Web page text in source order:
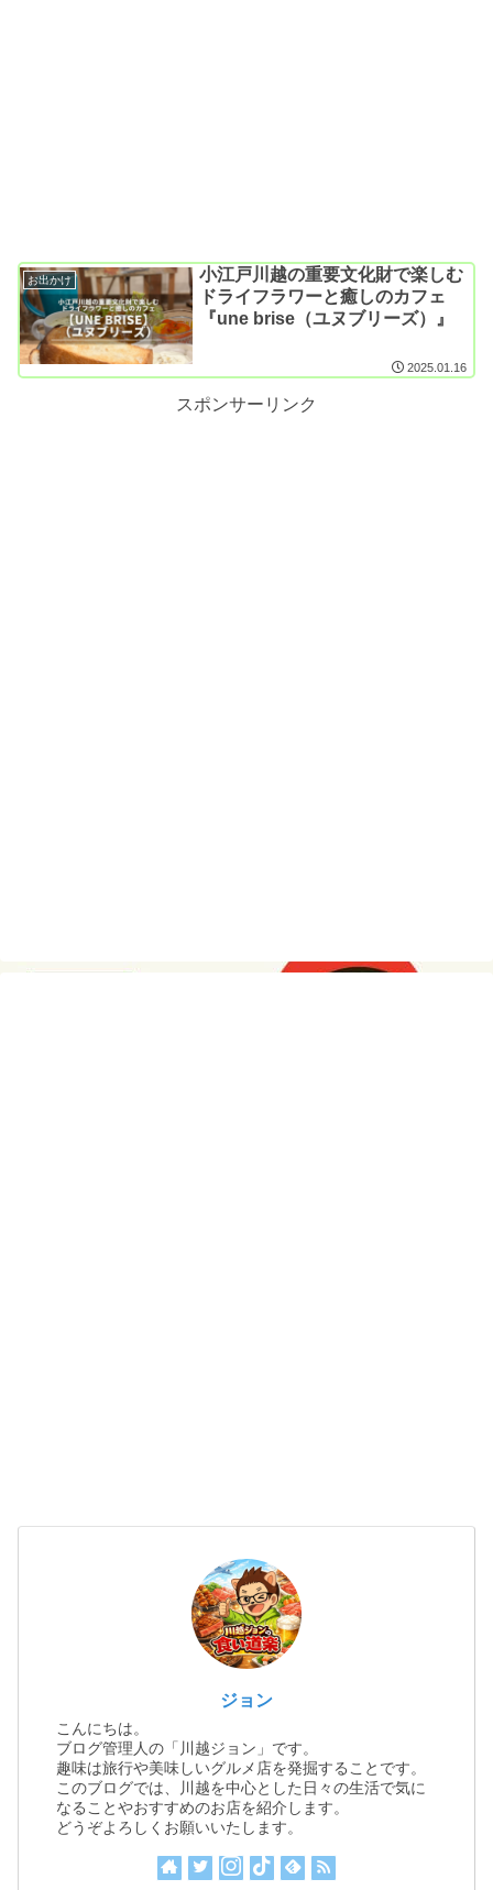
お出かけ
小江戸川越の重要文化財で楽しむ
ドライフラワーと癒しのカフェ
『une brise（ユヌブリーズ）』
2025.01.16
スポンサーリンク
ジョン
こんにちは。
ブログ管理人の「川越ジョン」です。
趣味は旅行や美味しいグルメ店を発掘することです。
このブログでは、川越を中心とした日々の生活で気に
なることやおすすめのお店を紹介します。
どうぞよろしくお願いいたします。